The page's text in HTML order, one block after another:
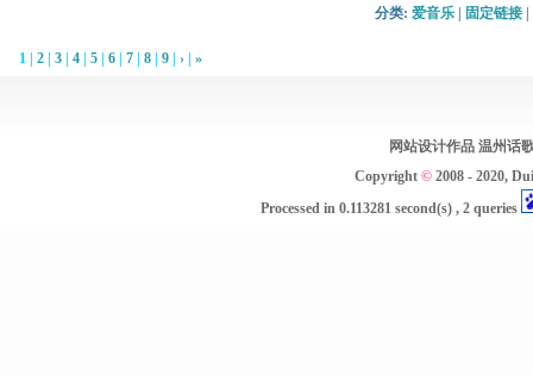
分类: 爱音乐 | 固定链接 |
1 | 2 | 3 | 4 | 5 | 6 | 7 | 8 | 9 | › | »
网站设计作品 温州话
Copyright © 2008 - 2020,
Processed in 0.113281 second(s) , 2 queries